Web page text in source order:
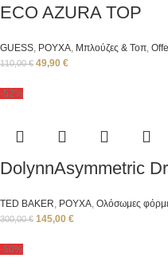
ECO AZURA TOP
GUESS, ΡΟΥΧΑ, Μπλούζες & Τοπ,
110,00€ 49,90 €
-52%
DolynnAsymmetric
TED BAKER, ΡΟΥΧΑ, Ολόσωμες
300,00€ 145,00 €
-50%